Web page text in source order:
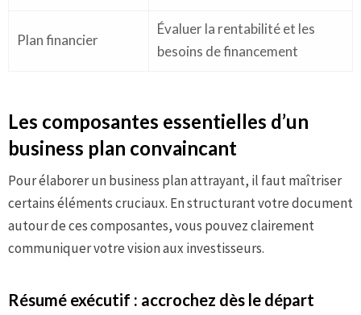
Plan financier
Évaluer la rentabilité et les
besoins de financement
Les composantes essentielles d’un
business plan convaincant
Pour élaborer un business plan attrayant, il faut maîtriser
certains éléments cruciaux. En structurant votre document
autour de ces composantes, vous pouvez clairement
communiquer votre vision aux investisseurs.
Résumé exécutif : accrochez dès le départ